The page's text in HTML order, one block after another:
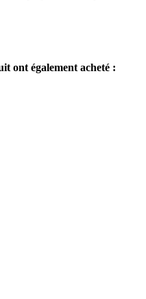
ont également acheté :